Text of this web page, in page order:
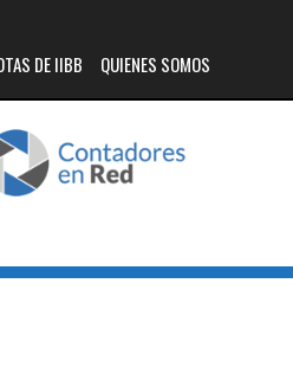
DE IIBB QUIENES SOMOS